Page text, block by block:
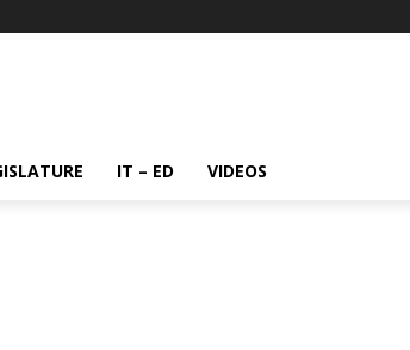
IT – ED VIDEOS